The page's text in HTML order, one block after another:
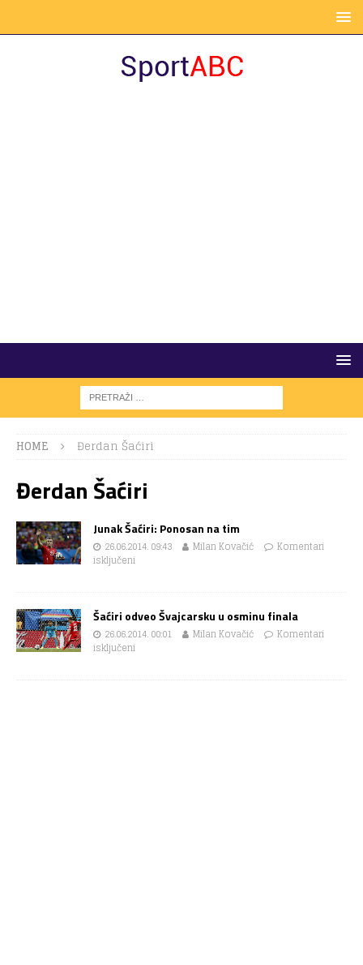
HOME Đerdan Šaćiri
Đerdan Šaćiri
Junak Šaćiri: Ponosan na tim
26.06.2014. 09:43 Milan Kovačić
Komentari
isključeni
Šaćiri odveo Švajcarsku u osminu finala
26.06.2014. 00:01 Milan Kovačić
Komentari
isključeni